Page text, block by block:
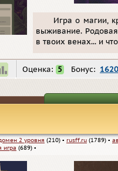
Игра о магии,
выживание. Родовая
в твоих венах... и
Оценка: 5 Бонус: 1620
2 уровня (210) ▪ rusff.ru (1789) ▪
игра (689) ▪